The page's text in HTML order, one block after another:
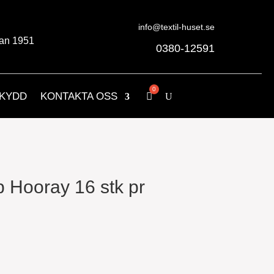
1951
info@textil-huset.se
0380-12591
KONTAKTA OSS
Hooray 16 stk pr